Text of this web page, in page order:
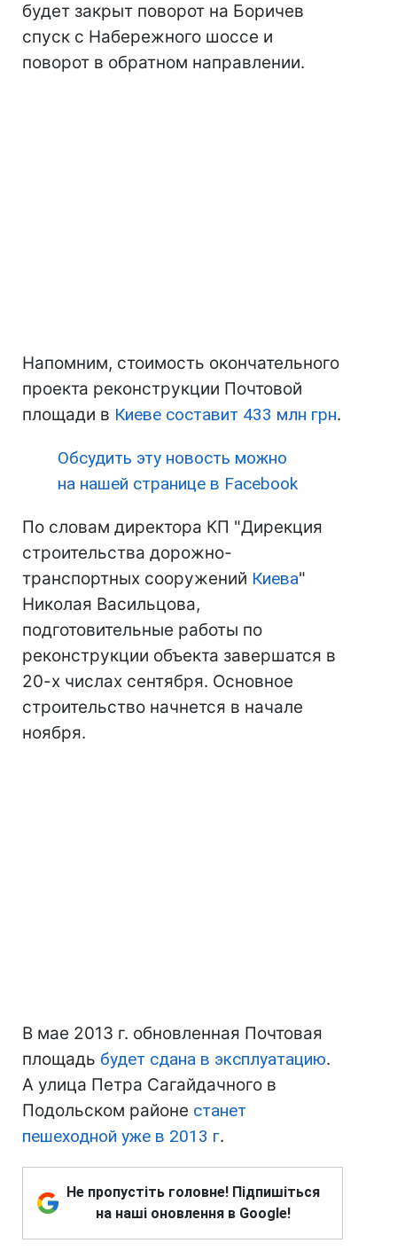
будет закрыт поворот на Боричев
спуск с Набережного шоссе и
поворот в обратном направлении.
Напомним, стоимость окончательного
проекта реконструкции Почтовой
площади в Киеве составит 433 млн грн.
Обсудить эту новость можно
на нашей странице в Facebook
По словам директора КП "Дирекция
строительства дорожно-
транспортных сооружений Киева"
Николая Васильцова,
подготовительные работы по
реконструкции объекта завершатся в
20-х числах сентября. Основное
строительство начнется в начале
ноября.
В мае 2013 г. обновленная Почтовая
площадь будет сдана в эксплуатацию.
А улица Петра Сагайдачного в
Подольском районе станет
пешеходной уже в 2013 г.
Не пропустіть головне! Підпишіться
на наші оновлення в Google!